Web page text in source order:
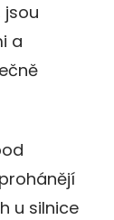
jsou
a
u silnice